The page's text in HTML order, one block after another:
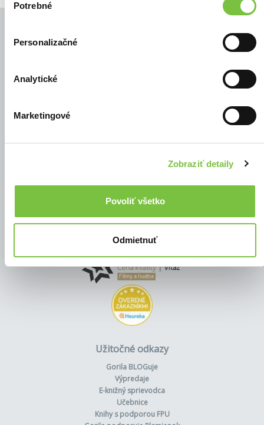
súhlasu
Potrebné
Personalizačné
Analytické
Marketingové
Zobraziť detaily
Povoliť všetko
Odmietnuť
Užitočné odkazy
Gorila BLOGuje
Výpredaje
E-knižný sprievodca
Učebnice
Knihy s podporou FPU